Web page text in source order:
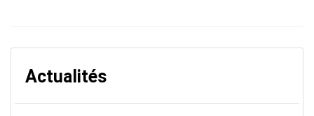
Actualités